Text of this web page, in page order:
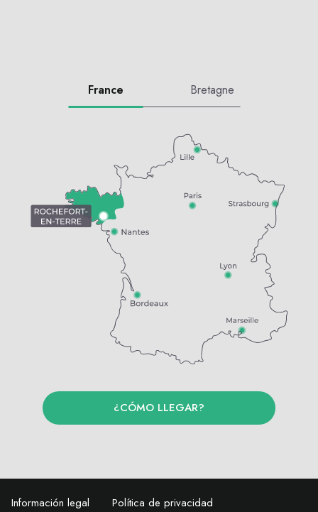
France Bretagne
¿CÓMO LLEGAR?
Información legal Política de privacidad